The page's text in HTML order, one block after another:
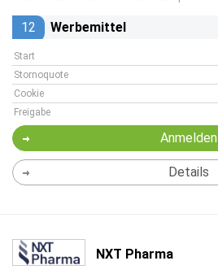
12 Werbemittel
Start
Stornoquote
Cookie
Freigabe
Anmelden
Details
NXT Pharma